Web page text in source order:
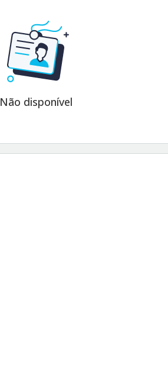
Não disponível